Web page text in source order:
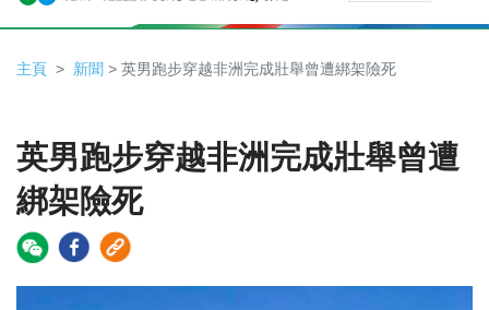
主頁 新聞 > 英男跑步穿越非洲完成壯舉曾遭綁架險死
英男跑步穿越非洲完成壯舉曾遭
綁架險死